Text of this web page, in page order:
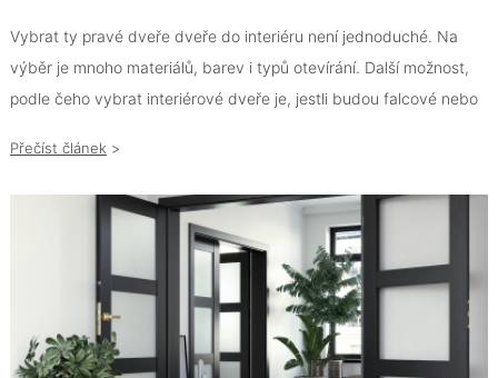
Vybrat ty pravé dveře dveře do interiéru není jednoduché. Na
výběr je mnoho materiálů, barev i typů otevírání. Další možnost,
podle čeho vybrat interiérové dveře je, jestli budou falcové nebo
Přečíst článek >